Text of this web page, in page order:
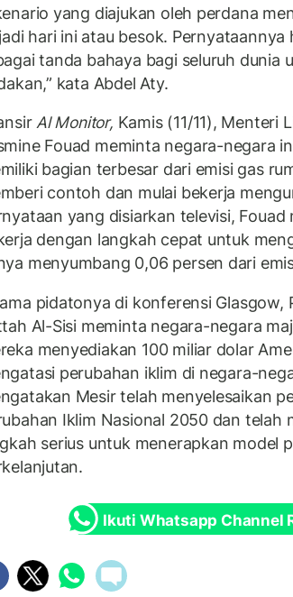
yang diajukan oleh perdana
hari ini atau besok. Pernyataannya
tanda bahaya bagi seluruh dunia
kata Abdel Aty.
Al Monitor, Kamis (11/11), Menteri
Fouad meminta negara-negara
bagian terbesar dari emisi gas
contoh dan mulai bekerja
yang disiarkan televisi, Fouad
dengan langkah cepat untuk
menyumbang 0,06 persen dari
pidatonya di konferensi Glasgow,
Al-Sisi meminta negara-negara
menyediakan 100 miliar dolar
perubahan iklim di negara-
Mesir telah menyelesaikan
Iklim Nasional 2050 dan telah
serius untuk menerapkan model
Ikuti Whatsapp Channel